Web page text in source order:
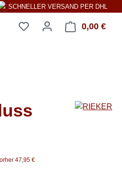
SCHNELLER VERSAND PER DHL
0,00 €
47,95 €